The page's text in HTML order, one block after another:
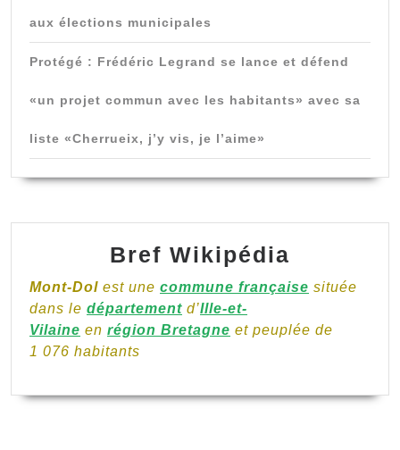
aux élections municipales
Protégé : Frédéric Legrand se lance et défend
«un projet commun avec les habitants» avec sa
liste «Cherrueix, j’y vis, je l’aime»
Bref Wikipédia
Mont-Dol est une commune française située
dans le département d’Ille-et-
Vilaine en région Bretagne et peuplée de
1 076 habitants